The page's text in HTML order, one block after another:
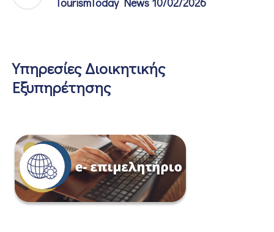
Υπηρεσίες Διοικητικής
Εξυπηρέτησης